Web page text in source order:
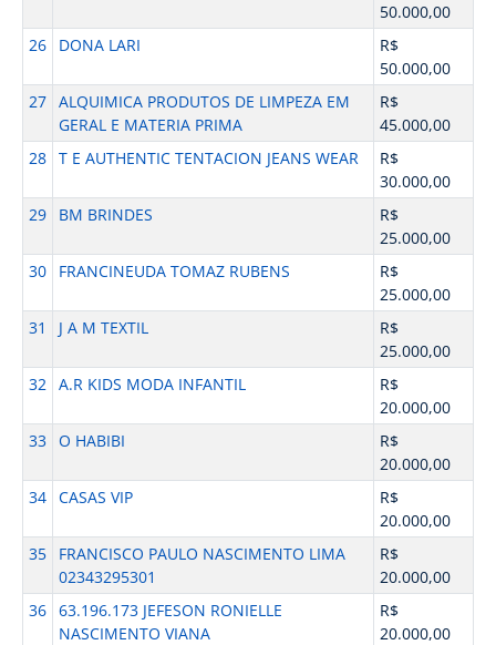
50.000,00
26
DONA LARI
R$
50.000,00
27 ALQUIMICA PRODUTOS DE LIMPEZA EM
GERAL E MATERIA PRIMA
R$
45.000,00
28 T E AUTHENTIC TENTACION JEANS WEAR
R$
30.000,00
29
BM BRINDES
R$
25.000,00
30
FRANCINEUDA TOMAZ RUBENS
R$
25.000,00
31
J A M TEXTIL
R$
25.000,00
32 A.R KIDS MODA INFANTIL
R$
20.000,00
33 O HABIBI
R$
20.000,00
34 CASAS VIP
R$
20.000,00
35
FRANCISCO PAULO NASCIMENTO LIMA
02343295301
R$
20.000,00
36 63.196.173 JEFESON RONIELLE
NASCIMENTO VIANA
R$
20.000,00